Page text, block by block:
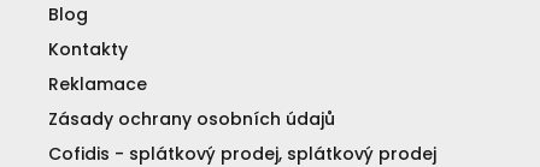
Blog
Kontakty
Reklamace
Zásady ochrany osobních údajů
Cofidis - splátkový prodej, splátkový prodej